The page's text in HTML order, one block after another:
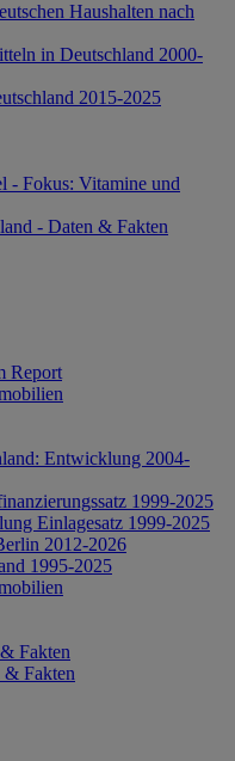
Haushalten nach
in Deutschland 2000-
2015-2025
- Fokus: Vitamine und
- Daten & Fakten
Report
Entwicklung 2004-
1999-2025
Einlagesatz 1999-2025
2012-2026
1995-2025
Fakten
Fakten